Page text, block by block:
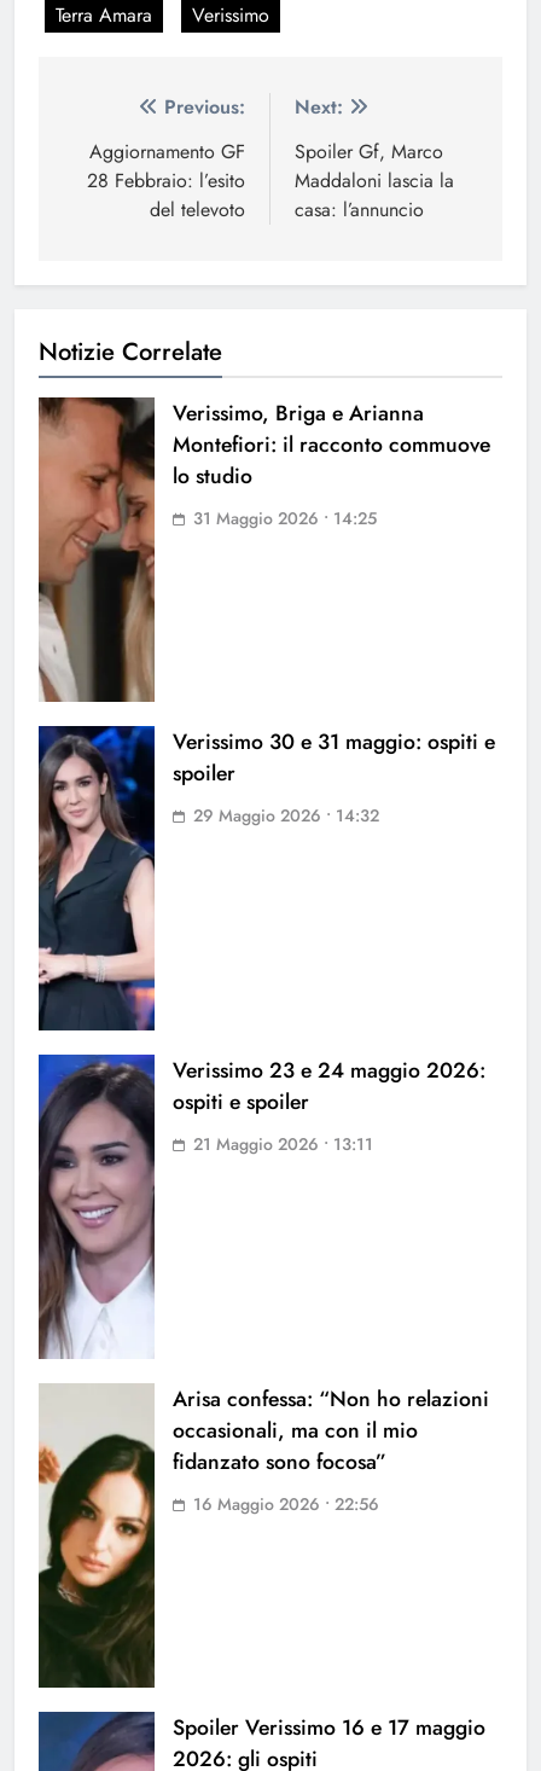
Terra Amara Verissimo
Navigazione
articoli
Previous:
Aggiornamento GF
28 Febbraio: l’esito
del televoto
Next:
Spoiler Gf, Marco
Maddaloni lascia la
casa: l’annuncio
Notizie Correlate
Verissimo, Briga e Arianna
Montefiori: il racconto commuove
lo studio
31 Maggio 2026 • 14:25
Verissimo 30 e 31 maggio: ospiti e
spoiler
29 Maggio 2026 • 14:32
Verissimo 23 e 24 maggio 2026:
ospiti e spoiler
21 Maggio 2026 • 13:11
Arisa confessa: “Non ho relazioni
occasionali, ma con il mio
fidanzato sono focosa”
16 Maggio 2026 • 22:56
Spoiler Verissimo 16 e 17 maggio
2026: gli ospiti